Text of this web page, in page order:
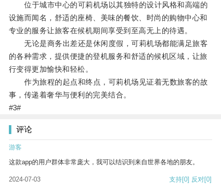
位于城市中心的可莉机场以其独特的设计风格和高端的
设施而闻名，舒适的座椅、美味的餐饮、时尚的购物中心和
专业的服务让旅客在候机期间享受到至高无上的待遇。
无论是商务出差还是休闲度假，可莉机场都能满足旅客
的各种需求，提供便捷的登机服务和舒适的候机区域，让旅
行变得更加愉快和轻松。
作为旅程的起点和终点，可莉机场见证着无数旅客的故
事，传递着奢华与便利的完美结合。
#3#
评论
游客
这款app的用户群体非常庞大，我可以结识到来自世界各地的朋友。
2024-07-03 支持[0] 反对[0]